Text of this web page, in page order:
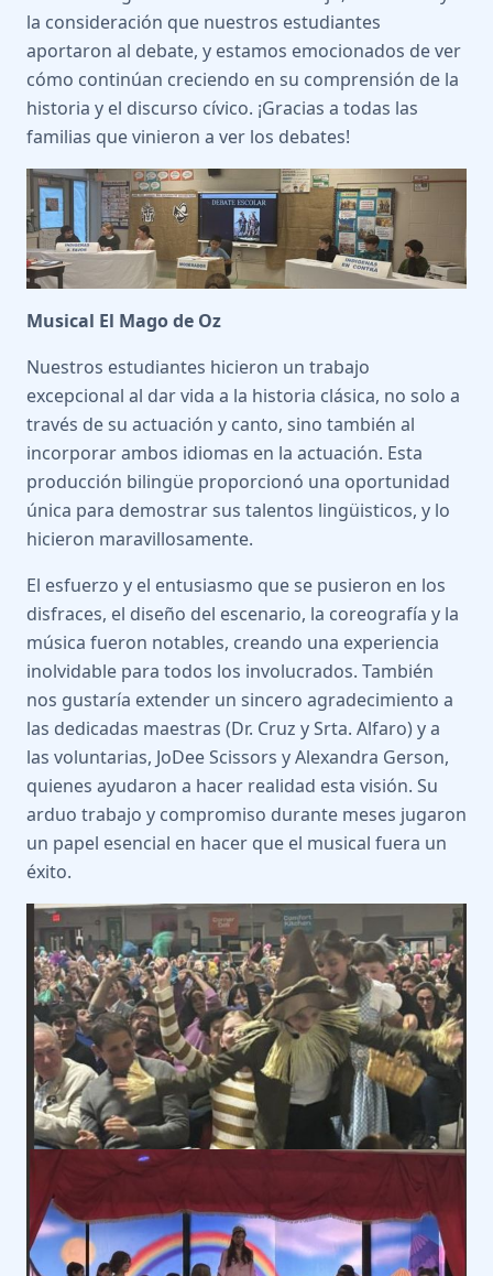
la consideración que nuestros estudiantes
aportaron al debate, y estamos emocionados de ver
cómo continúan creciendo en su comprensión de la
historia y el discurso cívico. ¡Gracias a todas las
familias que vinieron a ver los debates!
Musical El Mago de Oz
Nuestros estudiantes hicieron un trabajo
excepcional al dar vida a la historia clásica, no solo a
través de su actuación y canto, sino también al
incorporar ambos idiomas en la actuación. Esta
producción bilingüe proporcionó una oportunidad
única para demostrar sus talentos lingüisticos, y lo
hicieron maravillosamente.
El esfuerzo y el entusiasmo que se pusieron en los
disfraces, el diseño del escenario, la coreografía y la
música fueron notables, creando una experiencia
inolvidable para todos los involucrados. También
nos gustaría extender un sincero agradecimiento a
las dedicadas maestras (Dr. Cruz y Srta. Alfaro) y a
las voluntarias, JoDee Scissors y Alexandra Gerson,
quienes ayudaron a hacer realidad esta visión. Su
arduo trabajo y compromiso durante meses jugaron
un papel esencial en hacer que el musical fuera un
éxito.